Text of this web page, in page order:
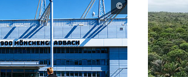
Copyright
Informationen
öffnen
©